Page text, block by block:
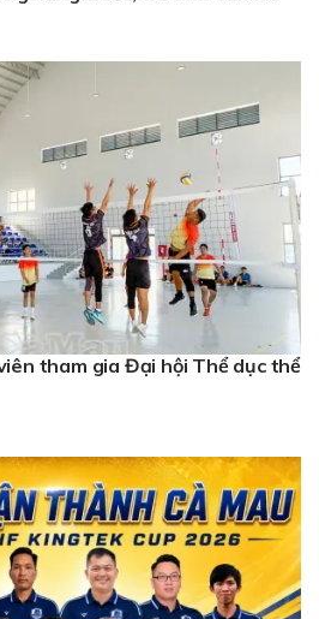
tham gia Đại hội Thể dục thể